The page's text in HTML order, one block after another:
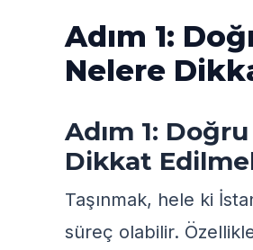
Adım 1:
Nelere
Adım 1:
Dikkat
Taşınmak, hele ki
süreç olabilir.